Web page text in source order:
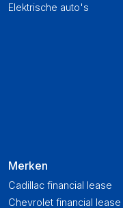
Elektrische auto's
Merken
Cadillac financial lease
Chevrolet financial lease